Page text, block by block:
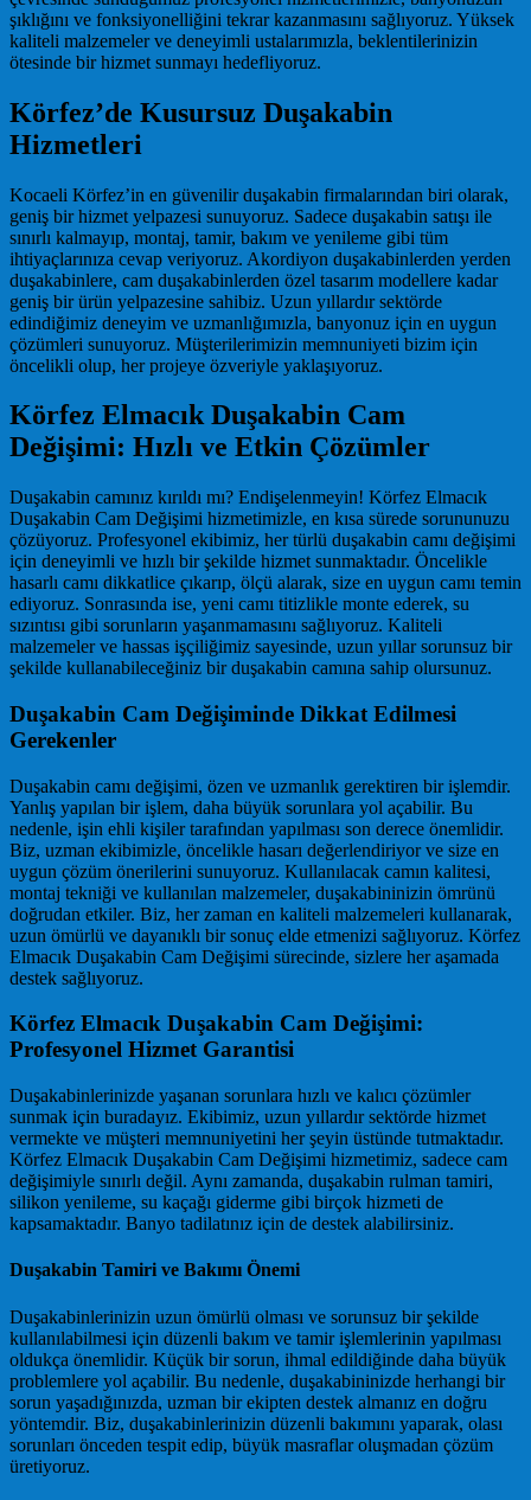
şıklığını ve fonksiyonelliğini tekrar kazanmasını sağlıyoruz. Yüksek
kaliteli malzemeler ve deneyimli ustalarımızla, beklentilerinizin
ötesinde bir hizmet sunmayı hedefliyoruz.
Körfez’de Kusursuz Duşakabin
Hizmetleri
Kocaeli Körfez’in en güvenilir duşakabin firmalarından biri olarak,
geniş bir hizmet yelpazesi sunuyoruz. Sadece duşakabin satışı ile
sınırlı kalmayıp, montaj, tamir, bakım ve yenileme gibi tüm
ihtiyaçlarınıza cevap veriyoruz. Akordiyon duşakabinlerden yerden
duşakabinlere, cam duşakabinlerden özel tasarım modellere kadar
geniş bir ürün yelpazesine sahibiz. Uzun yıllardır sektörde
edindiğimiz deneyim ve uzmanlığımızla, banyonuz için en uygun
çözümleri sunuyoruz. Müşterilerimizin memnuniyeti bizim için
öncelikli olup, her projeye özveriyle yaklaşıyoruz.
Körfez Elmacık Duşakabin Cam
Değişimi: Hızlı ve Etkin Çözümler
Duşakabin camınız kırıldı mı? Endişelenmeyin! Körfez Elmacık
Duşakabin Cam Değişimi hizmetimizle, en kısa sürede sorununuzu
çözüyoruz. Profesyonel ekibimiz, her türlü duşakabin camı değişimi
için deneyimli ve hızlı bir şekilde hizmet sunmaktadır. Öncelikle
hasarlı camı dikkatlice çıkarıp, ölçü alarak, size en uygun camı temin
ediyoruz. Sonrasında ise, yeni camı titizlikle monte ederek, su
sızıntısı gibi sorunların yaşanmamasını sağlıyoruz. Kaliteli
malzemeler ve hassas işçiliğimiz sayesinde, uzun yıllar sorunsuz bir
şekilde kullanabileceğiniz bir duşakabin camına sahip olursunuz.
Duşakabin Cam Değişiminde Dikkat Edilmesi
Gerekenler
Duşakabin camı değişimi, özen ve uzmanlık gerektiren bir işlemdir.
Yanlış yapılan bir işlem, daha büyük sorunlara yol açabilir. Bu
nedenle, işin ehli kişiler tarafından yapılması son derece önemlidir.
Biz, uzman ekibimizle, öncelikle hasarı değerlendiriyor ve size en
uygun çözüm önerilerini sunuyoruz. Kullanılacak camın kalitesi,
montaj tekniği ve kullanılan malzemeler, duşakabininizin ömrünü
doğrudan etkiler. Biz, her zaman en kaliteli malzemeleri kullanarak,
uzun ömürlü ve dayanıklı bir sonuç elde etmenizi sağlıyoruz. Körfez
Elmacık Duşakabin Cam Değişimi sürecinde, sizlere her aşamada
destek sağlıyoruz.
Körfez Elmacık Duşakabin Cam Değişimi:
Profesyonel Hizmet Garantisi
Duşakabinlerinizde yaşanan sorunlara hızlı ve kalıcı çözümler
sunmak için buradayız. Ekibimiz, uzun yıllardır sektörde hizmet
vermekte ve müşteri memnuniyetini her şeyin üstünde tutmaktadır.
Körfez Elmacık Duşakabin Cam Değişimi hizmetimiz, sadece cam
değişimiyle sınırlı değil. Aynı zamanda, duşakabin rulman tamiri,
silikon yenileme, su kaçağı giderme gibi birçok hizmeti de
kapsamaktadır. Banyo tadilatınız için de destek alabilirsiniz.
Duşakabin Tamiri ve Bakımı Önemi
Duşakabinlerinizin uzun ömürlü olması ve sorunsuz bir şekilde
kullanılabilmesi için düzenli bakım ve tamir işlemlerinin yapılması
oldukça önemlidir. Küçük bir sorun, ihmal edildiğinde daha büyük
problemlere yol açabilir. Bu nedenle, duşakabininizde herhangi bir
sorun yaşadığınızda, uzman bir ekipten destek almanız en doğru
yöntemdir. Biz, duşakabinlerinizin düzenli bakımını yaparak, olası
sorunları önceden tespit edip, büyük masraflar oluşmadan çözüm
üretiyoruz.